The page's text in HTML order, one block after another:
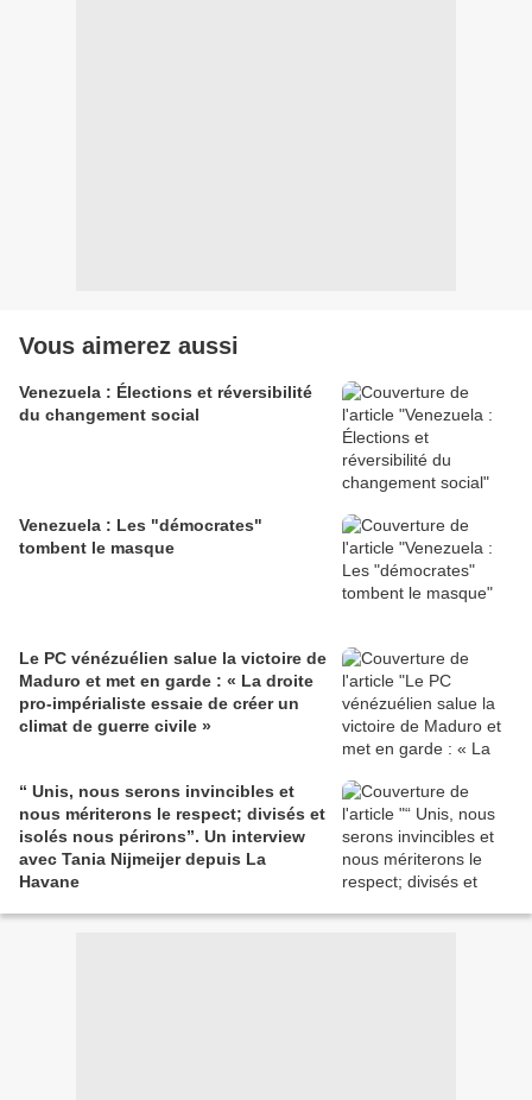
Vous aimerez aussi
Venezuela : Élections et réversibilité
du changement social
Venezuela : Les "démocrates"
tombent le masque
Le PC vénézuélien salue la victoire de
Maduro et met en garde : « La droite
pro-impérialiste essaie de créer un
climat de guerre civile »
“ Unis, nous serons invincibles et
nous mériterons le respect; divisés et
isolés nous périrons”. Un interview
avec Tania Nijmeijer depuis La
Havane